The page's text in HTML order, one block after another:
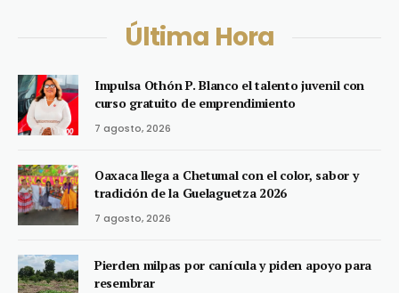
Última Hora
Impulsa Othón P. Blanco el talento juvenil con
curso gratuito de emprendimiento
7 agosto, 2026
Oaxaca llega a Chetumal con el color, sabor y
tradición de la Guelaguetza 2026
7 agosto, 2026
Pierden milpas por canícula y piden apoyo para
resembrar